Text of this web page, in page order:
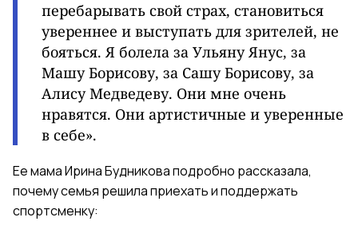
перебарывать свой страх, становиться
увереннее и выступать для зрителей, не
бояться. Я болела за Ульяну Янус, за
Машу Борисову, за Сашу Борисову, за
Алису Медведеву. Они мне очень
нравятся. Они артистичные и уверенные
в себе».
Ее мама Ирина Будникова подробно рассказала,
почему семья решила приехать и поддержать
спортсменку: